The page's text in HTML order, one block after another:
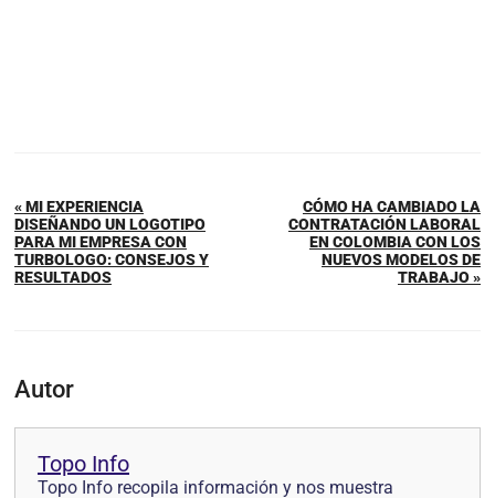
« MI EXPERIENCIA
DISEÑANDO UN LOGOTIPO
PARA MI EMPRESA CON
TURBOLOGO: CONSEJOS Y
RESULTADOS
CÓMO HA CAMBIADO LA
CONTRATACIÓN LABORAL
EN COLOMBIA CON LOS
NUEVOS MODELOS DE
TRABAJO »
Autor
Topo Info
Topo Info recopila información y nos muestra